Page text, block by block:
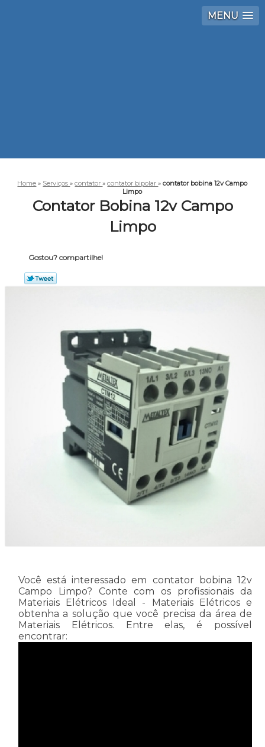
MENU
Home » Serviços»contator»contator bipolar»contator bobina 12v Campo
Limpo
Contator Bobina 12v Campo
Limpo
Gostou? compartilhe!
Você está interessado em contator bobina 12v
Campo Limpo? Conte com os profissionais da
Materiais Elétricos Ideal - Materiais Elétricos e
obtenha a solução que você precisa da área de
Materiais Elétricos. Entre elas, é possível
encontrar: